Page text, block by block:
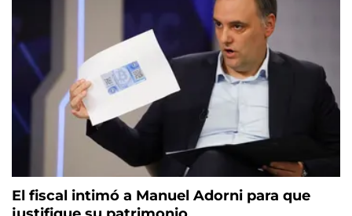
El fiscal intimó a Manuel Adorni para que